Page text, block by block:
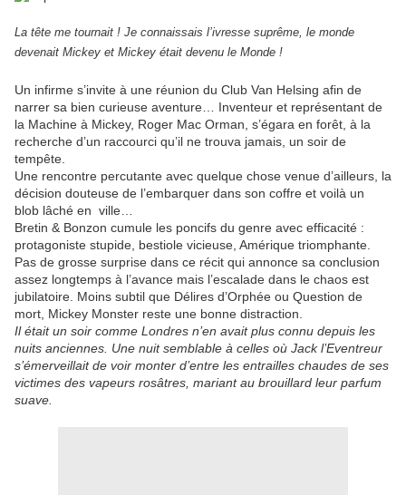
La tête me tournait ! Je connaissais l’ivresse suprême, le monde
devenait Mickey et Mickey était devenu le Monde !
Un infirme s’invite à une réunion du Club Van Helsing afin de
narrer sa bien curieuse aventure… Inventeur et représentant de
la Machine à Mickey, Roger Mac Orman, s’égara en forêt, à la
recherche d’un raccourci qu’il ne trouva jamais, un soir de
tempête.
Une rencontre percutante avec quelque chose venue d’ailleurs, la
décision douteuse de l’embarquer dans son coffre et voilà un
blob lâché en ville…
Bretin & Bonzon cumule les poncifs du genre avec efficacité :
protagoniste stupide, bestiole vicieuse, Amérique triomphante.
Pas de grosse surprise dans ce récit qui annonce sa conclusion
assez longtemps à l’avance mais l’escalade dans le chaos est
jubilatoire. Moins subtil que Délires d’Orphée ou Question de
mort, Mickey Monster reste une bonne distraction.
Il était un soir comme Londres n’en avait plus connu depuis les
nuits anciennes. Une nuit semblable à celles où Jack l’Eventreur
s’émerveillait de voir monter d’entre les entrailles chaudes de ses
victimes des vapeurs rosâtres, mariant au brouillard leur parfum
suave.